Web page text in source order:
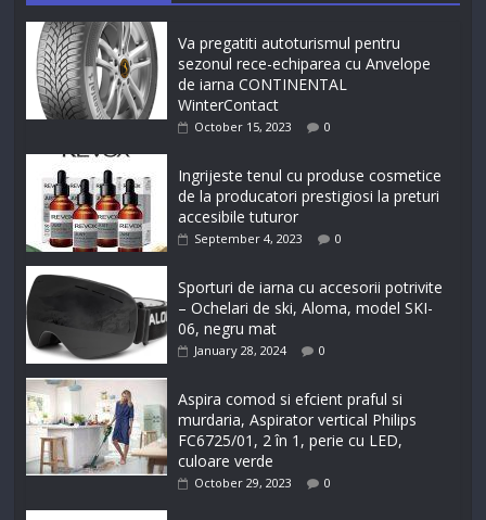
Va pregatiti autoturismul pentru
sezonul rece-echiparea cu Anvelope
de iarna CONTINENTAL
WinterContact
October 15, 2023 0
Ingrijeste tenul cu produse cosmetice
de la producatori prestigiosi la preturi
accesibile tuturor
September 4, 2023 0
Sporturi de iarna cu accesorii potrivite
– Ochelari de ski, Aloma, model SKI-
06, negru mat
January 28, 2024 0
Aspira comod si efcient praful si
murdaria, Aspirator vertical Philips
FC6725/01, 2 în 1, perie cu LED,
culoare verde
October 29, 2023 0